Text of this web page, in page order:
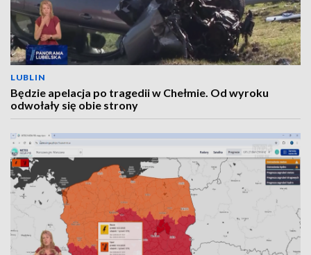
LUBLIN
Będzie apelacja po tragedii w Chełmie. Od wyroku
odwołały się obie strony